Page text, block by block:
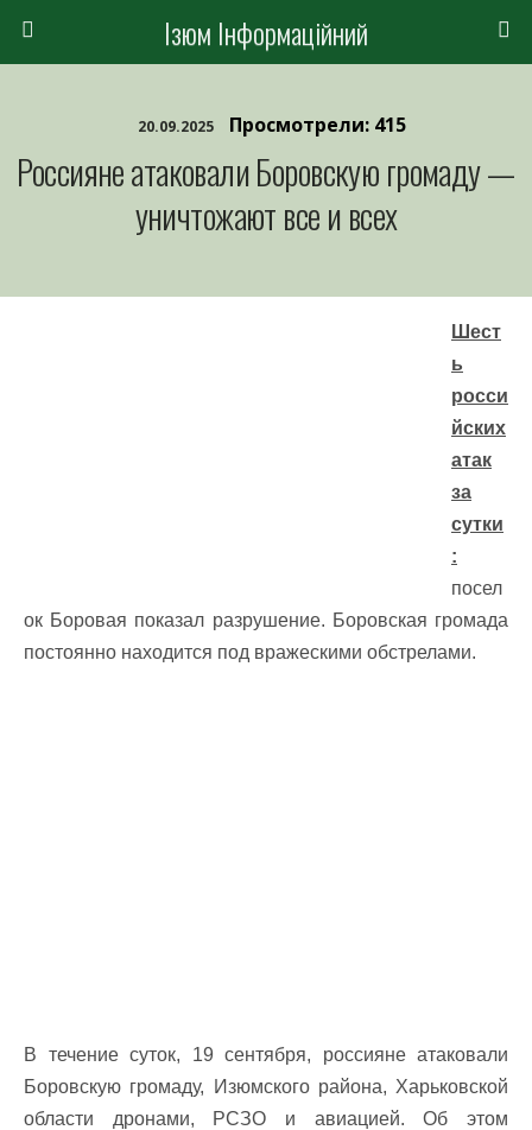
Ізюм Інформаційний
20.09.2025 Просмотрели: 415
Россияне атаковали Боровскую громаду —
уничтожают все и всех
Шест
ь
росси
йских
атак
за
сутки
:
посел
ок Боровая показал разрушение. Боровская громада
постоянно находится под вражескими обстрелами.
В течение суток, 19 сентября, россияне атаковали
Боровскую громаду, Изюмского района, Харьковской
области дронами, РСЗО и авиацией. Об этом